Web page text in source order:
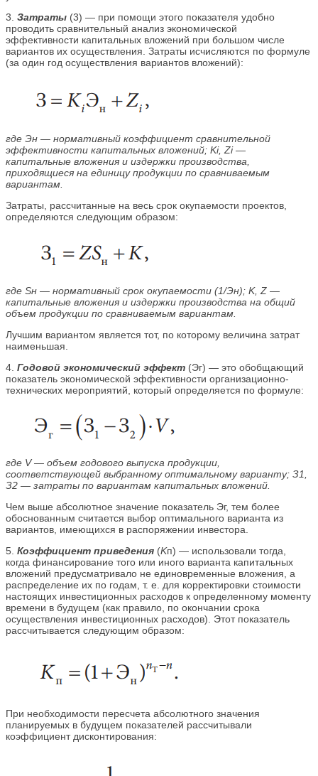
3. Затраты (3) — при помощи этого показателя удобно
проводить сравнительный анализ экономической
эффективности капитальных вложений при большом числе
вариантов их осуществления. Затраты исчисляются по формуле
(за один год осуществления вариантов вложений):
где Эн — нормативный коэффициент сравнительной
эффективности капитальных вложений; Ki, Zi —
капитальные вложения и издержки производства,
приходящиеся на единицу продукции по сравниваемым
вариантам.
Затраты, рассчитанные на весь срок окупаемости проектов,
определяются следующим образом:
где Sн — нормативный срок окупаемости (1/Эн); K, Z —
капитальные вложения и издержки производства на общий
объем продукции по сравниваемым вариантам.
Лучшим вариантом является тот, по которому величина затрат
наименьшая.
4. Годовой экономический эффект (Эг) — это обобщающий
показатель экономической эффективности организационно-
технических мероприятий, который определяется по формуле:
где V — объем годового выпуска продукции,
соответствующей выбранному оптимальному варианту; З1,
З2 — затраты по вариантам капитальных вложений.
Чем выше абсолютное значение показатель Эг, тем более
обоснованным считается выбор оптимального варианта из
вариантов, имеющихся в распоряжении инвестора.
5. Коэффициент приведения (Kп) — использовали тогда,
когда финансирование того или иного варианта капитальных
вложений предусматривало не единовременные вложения, а
распределение их по годам, т. е. для корректировки стоимости
настоящих инвестиционных расходов к определенному моменту
времени в будущем (как правило, по окончании срока
осуществления инвестиционных расходов). Этот показатель
рассчитывается следующим образом:
При необходимости пересчета абсолютного значения
планируемых в будущем показателей рассчитывали
коэффициент дисконтирования: